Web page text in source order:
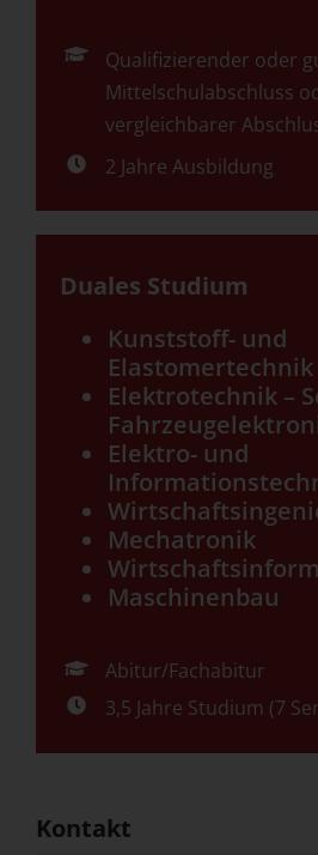
Qualifizierender oder
Mittelschulabschluss
vergleichbarer
2 Jahre Ausbildung
Duales Studium
Kunststoff- und
Elastomertechnik
Elektrotechnik –
Elektro- und
Mechatronik
Maschinenbau
Abitur/Fachabitur
3,5 Jahre Studium (7
Kontakt